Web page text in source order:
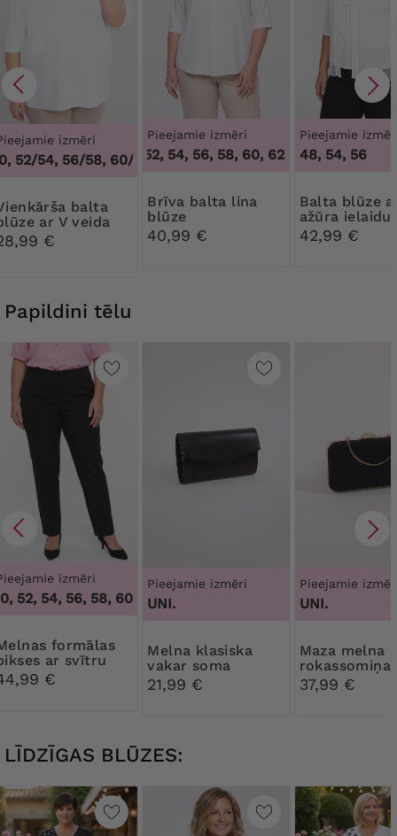
izmēri
52/54, 56/58, 60/62 ,48/50, 52/54, 56/58, 60/62
ar V veida
izgriezumu
€
Pieejamie izmēri
46, 52, 54, 56, 58, 60, 62, 46, 52, 54, 56,
Brīva balta lina
blūze
40,99 €
Pieejamie
48, 54, 56
Balta blūze ar
ažūra
42,99 €
Papildini tēlu
izmēri
52, 54, 56, 58, 60, 62, 64 48, 50, 52, 54, 56, 58, 60, 62,
ar svītru
€
Pieejamie izmēri
UNI.
Melna klasiska
vakar soma
21,99 €
Pieejamie
UNI.
Maza melna
rokassomiņa
dimanta
37,99 €
LĪDZĪGAS BLŪZES: